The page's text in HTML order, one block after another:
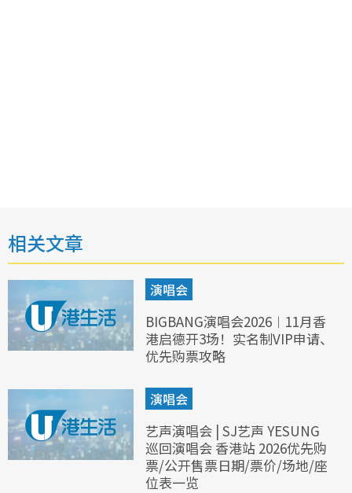
相关文章
演唱会
BIGBANG演唱会2026︱11月香
港启德开3场！实名制VIP申请、
优先购票攻略
演唱会
艺声演唱会 | SJ艺声 YESUNG
巡回演唱会 香港站 2026优先购
票/公开售票日期/票价/场地/座
位表一览